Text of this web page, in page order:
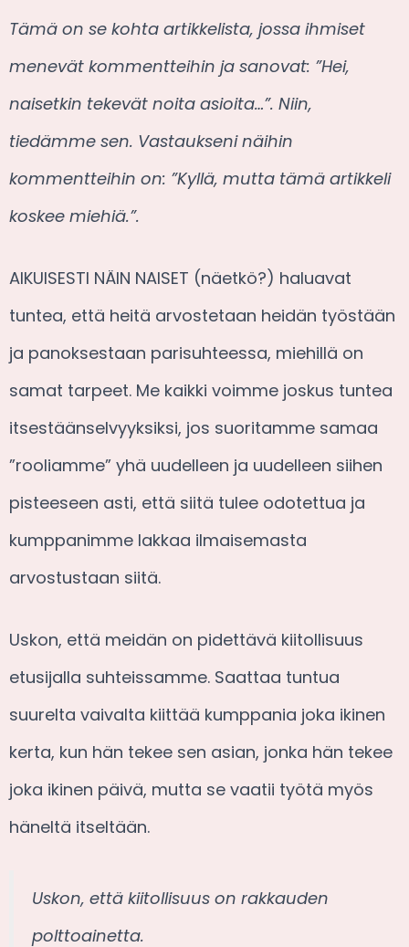
Tämä on se kohta artikkelista, jossa ihmiset
menevät kommentteihin ja sanovat: ”Hei,
naisetkin tekevät noita asioita…”. Niin,
tiedämme sen. Vastaukseni näihin
kommentteihin on: ”Kyllä, mutta tämä artikkeli
koskee miehiä.”.
AIKUISESTI NÄIN NAISET (näetkö?) haluavat
tuntea, että heitä arvostetaan heidän työstään
ja panoksestaan parisuhteessa, miehillä on
samat tarpeet. Me kaikki voimme joskus tuntea
itsestäänselvyyksiksi, jos suoritamme samaa
”rooliamme” yhä uudelleen ja uudelleen siihen
pisteeseen asti, että siitä tulee odotettua ja
kumppanimme lakkaa ilmaisemasta
arvostustaan siitä.
Uskon, että meidän on pidettävä kiitollisuus
etusijalla suhteissamme. Saattaa tuntua
suurelta vaivalta kiittää kumppania joka ikinen
kerta, kun hän tekee sen asian, jonka hän tekee
joka ikinen päivä, mutta se vaatii työtä myös
häneltä itseltään.
Uskon, että kiitollisuus on rakkauden
polttoainetta.